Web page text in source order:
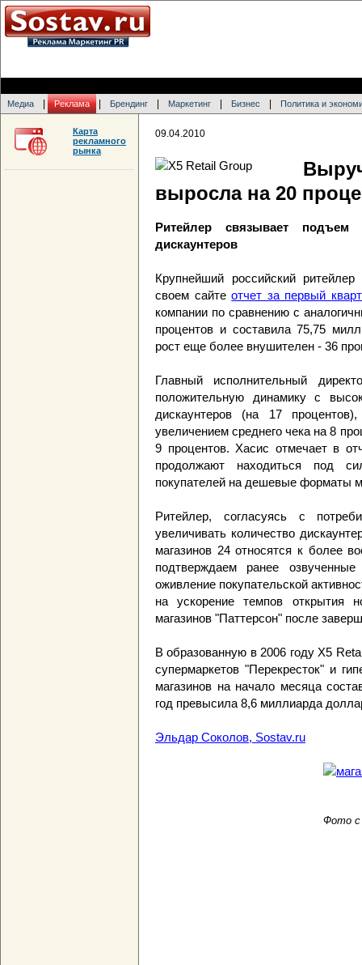
Медиа Реклама Брендинг Маркетинг Бизнес Политика и
09.04.2010
выросла на 20
Ритейлер связывает
дискаунтеров
Крупнейший российский
своем сайтеотчет за первый
компании по сравнению с
процентов и составила 75,75
рост еще более внушителен - 36
Главный исполнительный
положительную динамику с
дискаунтеров (на 17
увеличением среднего чека на 8
9 процентов. Хасис отмечает в
продолжают находиться под
покупателей на дешевые форматы
Ритейлер, согласуясь с
увеличивать количество
магазинов 24 относятся к более
подтверждаем ранее
оживление покупательской
на ускорение темпов открытия
магазинов "Паттерсон" после
В образованную в 2006 году X5
супермаркетов "Перекресток" и
магазинов на начало месяца
год превысила 8,6 миллиарда
Эльдар Соколов, Sostav.ru
Фото с
Карта
рекламного
рынка